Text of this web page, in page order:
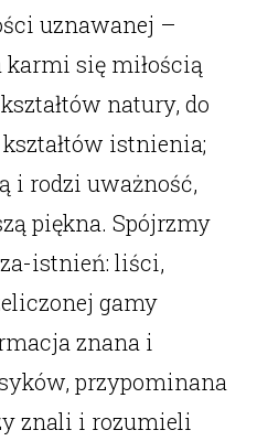
uznawanej –
się miłością
natury, do
istnienia;
i rodzi uważność,
piękna. Spójrzmy
istnień: liści,
gamy
znana i
przypominana
znali i rozumieli